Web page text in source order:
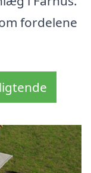
fordelene